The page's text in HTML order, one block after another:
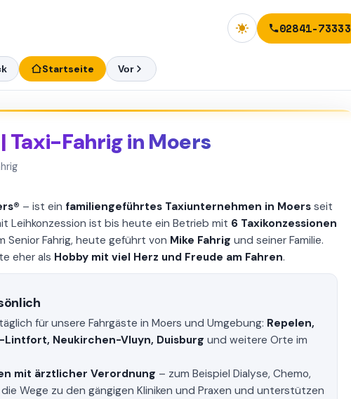
02841-73333
Startseite Vor
Taxi-Fahrig in Moers
– ist ein familiengeführtes Taxiunternehmen in Moers seit
Leihkonzession ist bis heute ein Betrieb mit 6 Taxikonzessionen
Fahrig, heute geführt von Mike Fahrig und seiner Familie.
eher als Hobby mit viel Herz und Freude am Fahren.
für unsere Fahrgäste in Moers und Umgebung: Repelen,
Neukirchen-Vluyn, Duisburg und weitere Orte im
mit ärztlicher Verordnung – zum Beispiel Dialyse, Chemo,
Wege zu den gängigen Kliniken und Praxen und unterstützen